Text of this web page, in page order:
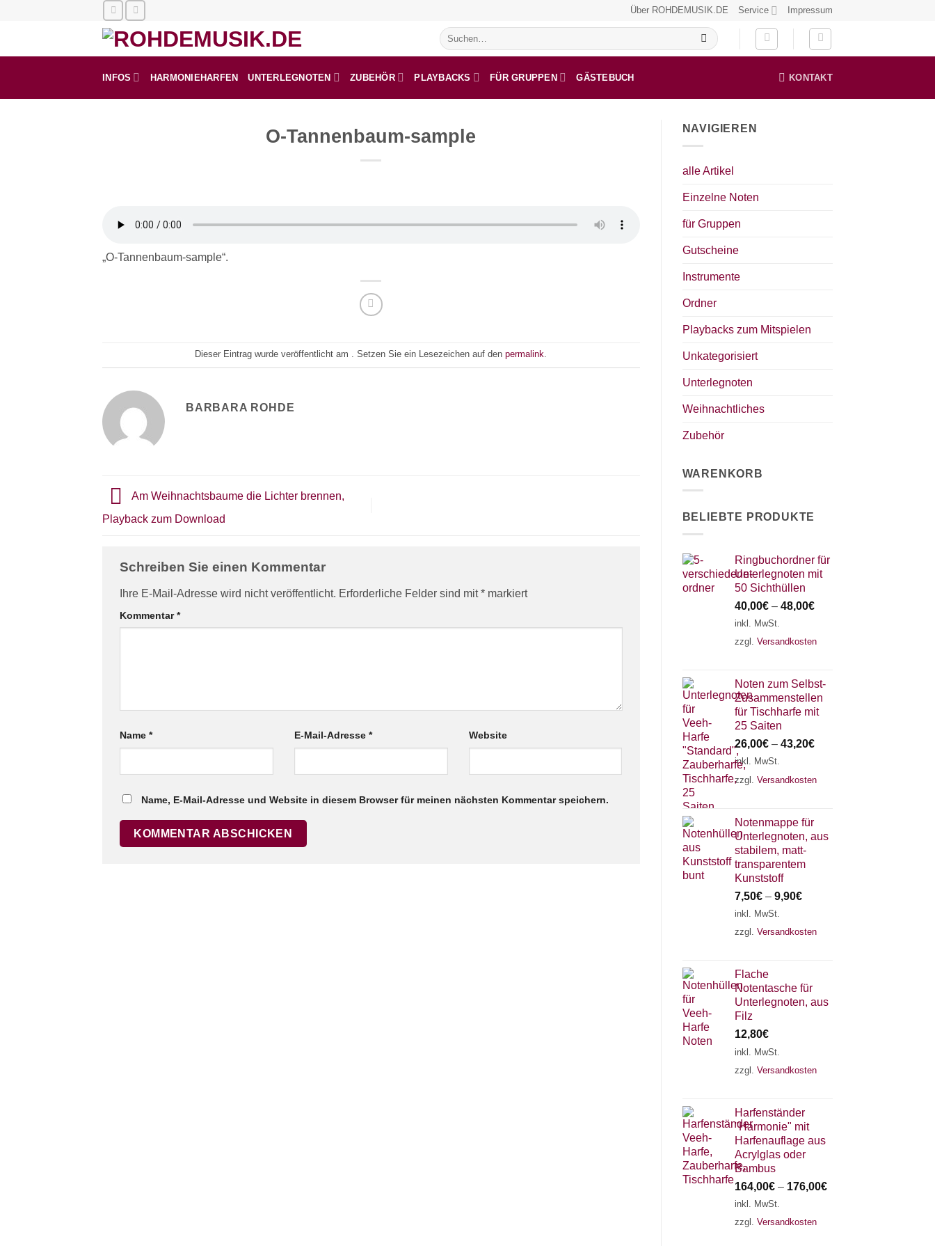
Über ROHDEMUSIK.DE Service Impressum
Suchen
nach:
INFOS HARMONIEHARFEN UNTERLEGNOTEN ZUBEHÖR PLAYBACKS FÜR GRUPPEN GÄSTEBUCH KONTAKT
O-Tannenbaum-sample
„O-Tannenbaum-sample“.
Dieser Eintrag wurde veröffentlicht am . Setzen Sie ein Lesezeichen auf denpermalink
BARBARA ROHDE
Am Weihnachtsbaume die Lichter brennen,
Playback zum Download
Schreiben Sie einen Kommentar
Ihre E-Mail-Adresse wird nicht veröffentlicht. Erforderliche Felder sind mit* markiert
Kommentar*
Name * E-Mail-Adresse * Website
Name, E-Mail-Adresse und Website in diesem Browser für meinen nächsten Kommentar speichern.
NAVIGIEREN
alle Artikel
Einzelne Noten
für Gruppen
Gutscheine
Instrumente
Ordner
Playbacks zum Mitspielen
Unkategorisiert
Unterlegnoten
Weihnachtliches
Zubehör
WARENKORB
BELIEBTE PRODUKTE
Ringbuchordner für
Unterlegnoten mit
50 Sichthüllen
40,00€– 48,00€
inkl. MwSt.
zzgl. Versandkosten
Noten zum Selbst-
Zusammenstellen
für Tischharfe mit
25 Saiten
26,00€– 43,20€
inkl. MwSt.
zzgl. Versandkosten
Notenmappe für
Unterlegnoten, aus
stabilem, matt-
transparentem
Kunststoff
7,50€– 9,90€
inkl. MwSt.
zzgl. Versandkosten
Flache
Notentasche für
Unterlegnoten, aus
Filz
12,80€
inkl. MwSt.
zzgl. Versandkosten
Harfenständer
"Harmonie" mit
Harfenauflage aus
Acrylglas oder
Bambus
164,00€– 176,00€
inkl. MwSt.
zzgl. Versandkosten